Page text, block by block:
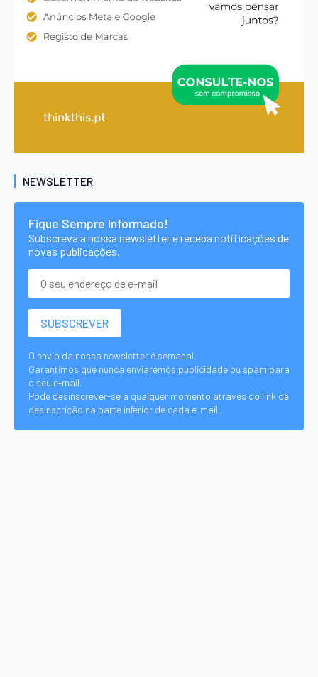
NEWSLETTER
Fique Sempre Informado!
Subscreva a nossa newsletter e receba notificações de
novas publicações.
O envio da nossa newsletter é semanal.
Garantimos que nunca enviaremos publicidade ou spam para
o seu e-mail.
Pode desinscrever-se a qualquer momento através do link de
desinscrição na parte inferior de cada e-mail.